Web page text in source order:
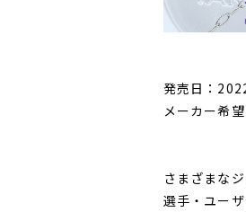
発売日：
メーカー希
さまざまな
選手・ユー